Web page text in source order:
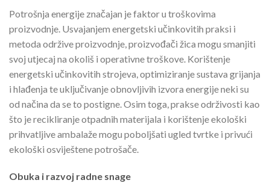
Potrošnja energije značajan je faktor u troškovima
proizvodnje. Usvajanjem energetski učinkovitih praksi i
metoda održive proizvodnje, proizvođači žica mogu smanjiti
svoj utjecaj na okoliš i operativne troškove. Korištenje
energetski učinkovitih strojeva, optimiziranje sustava grijanja
i hlađenja te uključivanje obnovljivih izvora energije neki su
od načina da se to postigne. Osim toga, prakse održivosti kao
što je recikliranje otpadnih materijala i korištenje ekološki
prihvatljive ambalaže mogu poboljšati ugled tvrtke i privući
ekološki osviještene potrošače.
Obuka i razvoj radne snage